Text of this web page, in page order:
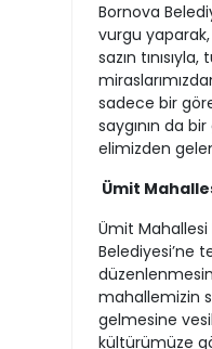
Bornova
vurgu yaparak,
sazın
sadece bir
saygının da
elimizden
Ümit
Ümit Mahallesi
Belediyesi’ne
mahallemizin
gelmesine
kültürümüze